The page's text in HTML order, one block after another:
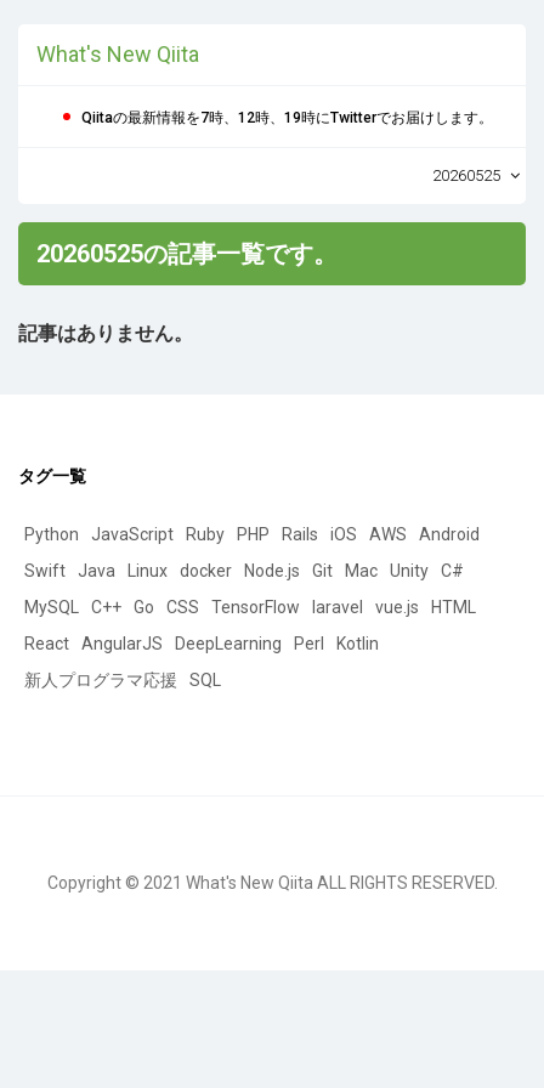
What's New Qiita
Qiitaの最新情報を7時、12時、19時にTwitterでお届けします。
20260525
20260525の記事一覧です。
記事はありません。
タグ一覧
Python JavaScript Ruby PHP Rails iOS AWS
Android
Swift
Java Linux docker Node.js Git Mac Unity
C#
MySQL
C++ Go CSS TensorFlow laravel vue.js
HTML
React
AngularJS DeepLearning Perl
Kotlin
新人プログラマ応援
SQL
Copyright © 2021 What's New Qiita ALL RIGHTS RESERVED.